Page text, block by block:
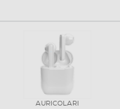
AURICOLARI